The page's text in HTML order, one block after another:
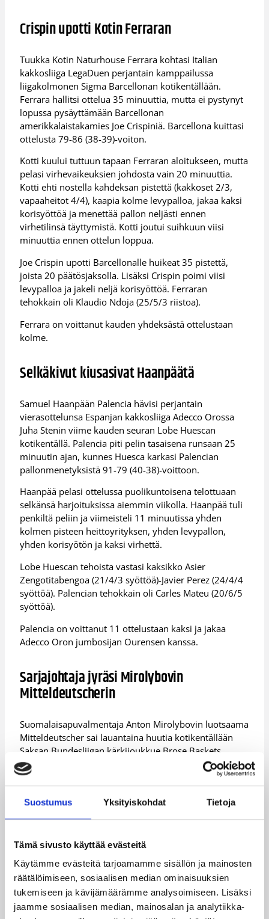
Suostumus Yksityiskohdat Tietoja
Tämä sivusto käyttää evästeitä
Käytämme evästeitä tarjoamamme sisällön ja mainosten
räätälöimiseen, sosiaalisen median ominaisuuksien
tukemiseen ja kävijämäärämme analysoimiseen. Lisäksi
jaamme sosiaalisen median, mainosalan ja analytiikka-
Crispin upotti Kotin Ferraran
Tuukka Kotin Naturhouse Ferrara kohtasi Italian
kakkosliiga LegaDuen perjantain kamppailussa
liigakolmonen Sigma Barcellonan kotikentällään.
Ferrara hallitsi ottelua 35 minuuttia, mutta ei pystynyt
lopussa pysäyttämään Barcellonan
amerikkalaistakamies Joe Crispiniä. Barcellona kuittasi
ottelusta 79-86 (38-39)-voiton.
Kotti kuului tuttuun tapaan Ferraran aloitukseen, mutta
pelasi virhevaikeuksien johdosta vain 20 minuuttia.
Kotti ehti nostella kahdeksan pistettä (kakkoset 2/3,
vapaaheitot 4/4), kaapia kolme levypalloa, jakaa kaksi
korisyöttöä ja menettää pallon neljästi ennen
virhetilinsä täyttymistä. Kotti joutui suihkuun viisi
minuuttia ennen ottelun loppua.
Joe Crispin upotti Barcellonalle huikeat 35 pistettä,
joista 20 päätösjaksolla. Lisäksi Crispin poimi viisi
levypalloa ja jakeli neljä korisyöttöä. Ferraran
tehokkain oli Klaudio Ndoja (25/5/3 riistoa).
Ferrara on voittanut kauden yhdeksästä ottelustaan
kolme.
Selkäkivut kiusasivat Haanpäätä
Samuel Haanpään Palencia hävisi perjantain
vierasottelunsa Espanjan kakkosliiga Adecco Orossa
Juha Stenin viime kauden seuran Lobe Huescan
kotikentällä. Palencia piti pelin tasaisena runsaan 25
minuutin ajan, kunnes Huesca karkasi Palencian
pallonmenetyksistä 91-79 (40-38)-voittoon.
Haanpää pelasi ottelussa puolikuntoisena telottuaan
selkänsä harjoituksissa aiemmin viikolla. Haanpää tuli
penkiltä peliin ja viimeisteli 11 minuutissa yhden
kolmen pisteen heittoyrityksen, yhden levypallon,
yhden korisyötön ja kaksi virhettä.
Lobe Huescan tehoista vastasi kaksikko Asier
Zengotitabengoa (21/4/3 syöttöä)-Javier Perez (24/4/4
syöttöä). Palencian tehokkain oli Carles Mateu (20/6/5
syöttöä).
Palencia on voittanut 11 ottelustaan kaksi ja jakaa
Adecco Oron jumbosijan Ourensen kanssa.
Sarjajohtaja jyräsi Mirolybovin
Mitteldeutscherin
Suomalaisapuvalmentaja Anton Mirolybovin luotsaama
Mitteldeutscher sai lauantaina huutia kotikentällään
Saksan Bundesliigan kärkijoukkue Brose Baskets
Bambergilta.
Bamberg murjoi Mitteldeutscherin toisella jaksolla 21-
6 ja vei koko ottelun nimiinsä 55-78 (24-46) kasvattaen
korin alle ja upotti kaukoheittonsa kehnolla 13,0%
(3/23) tarkkuudella.
Mitteldeutscherista Jerome Tillman (15/4/2 blokkia)
pysyi parhaiten vierasjoukkueen tahdissa. Tasaisesta
Bambergista onnistuivat parhaiten Brian Roberts
(16/5/4 syöttöä) ja Reyshawn Terry (15/9).